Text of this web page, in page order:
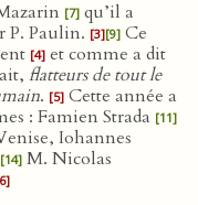
[7] qu’il a
P. Paulin. [3][9] Ce
[4] et comme a dit
flatteurs de tout le
. [5] Cette année a
: Famien Strada [11]
Iohannes
[14] M. Nicolas